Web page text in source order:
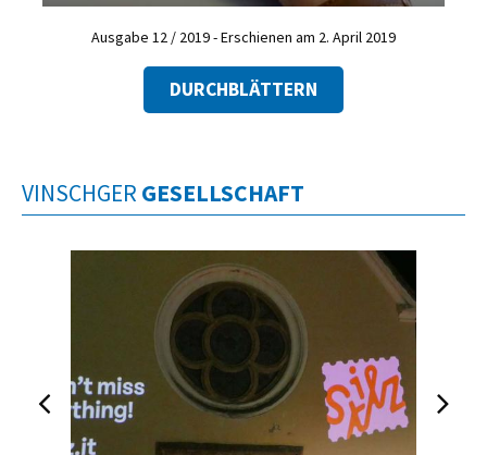
Ausgabe 12 / 2019 - Erschienen am 2. April 2019
DURCHBLÄTTERN
VINSCHGER GESELLSCHAFT